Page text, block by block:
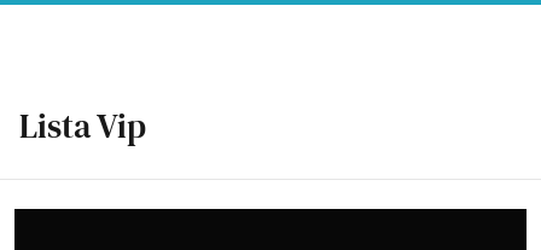
Lista Vip